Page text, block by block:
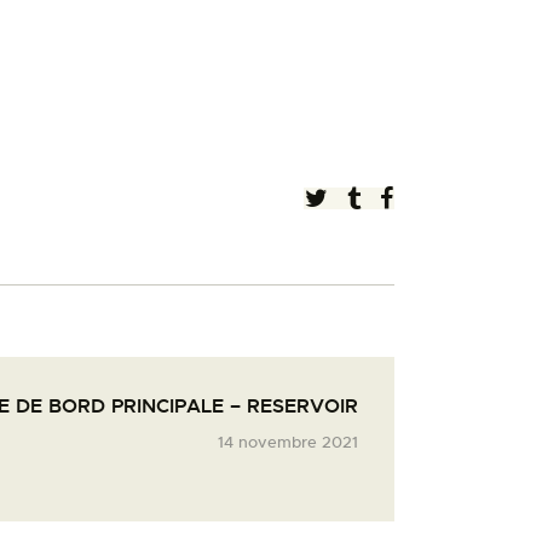
DE BORD PRINCIPALE – RESERVOIR
14 novembre 2021